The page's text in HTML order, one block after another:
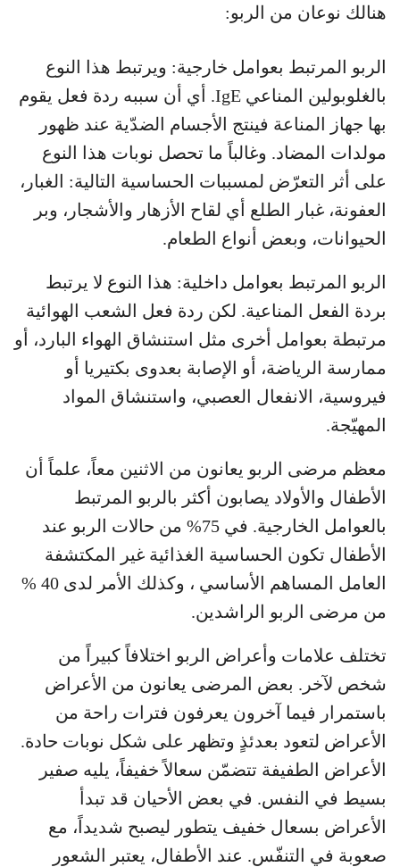
هنالك نوعان من الربو:
الربو المرتبط بعوامل خارجية: ويرتبط هذا النوع
بالغلوبولين المناعي IgE. أي أن سببه ردة فعل يقوم
بها جهاز المناعة فينتج الأجسام الضدّية عند ظهور
مولدات المضاد. وغالباً ما تحصل نوبات هذا النوع
على أثر التعرّض لمسببات الحساسية التالية: الغبار،
العفونة، غبار الطلع أي لقاح الأزهار والأشجار، وبر
الحيوانات، وبعض أنواع الطعام.
الربو المرتبط بعوامل داخلية: هذا النوع لا يرتبط
بردة الفعل المناعية. لكن ردة فعل الشعب الهوائية
مرتبطة بعوامل أخرى مثل استنشاق الهواء البارد، أو
ممارسة الرياضة، أو الإصابة بعدوى بكتيريا أو
فيروسية، الانفعال العصبي، واستنشاق المواد
المهيّجة.
معظم مرضى الربو يعانون من الاثنين معاً، علماً أن
الأطفال والأولاد يصابون أكثر بالربو المرتبط
بالعوامل الخارجية. في 75% من حالات الربو عند
الأطفال تكون الحساسية الغذائية غير المكتشفة
العامل المساهم الأساسي ، وكذلك الأمر لدى 40 %
من مرضى الربو الراشدين.
تختلف علامات وأعراض الربو اختلافاً كبيراً من
شخص لآخر. بعض المرضى يعانون من الأعراض
باستمرار فيما آخرون يعرفون فترات راحة من
الأعراض لتعود بعدئذٍ وتظهر على شكل نوبات حادة.
الأعراض الطفيفة تتضمّن سعالاً خفيفاً، يليه صفير
بسيط في النفس. في بعض الأحيان قد تبدأ
الأعراض بسعال خفيف يتطور ليصبح شديداً، مع
صعوبة في التنفّس. عند الأطفال، يعتبر الشعور